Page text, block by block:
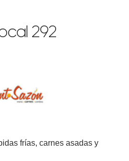
292
frías, carnes asadas y